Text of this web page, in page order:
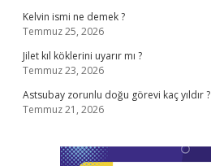
Kelvin ismi ne demek ?
Temmuz 25, 2026
Jilet kıl köklerini uyarır mı ?
Temmuz 23, 2026
Astsubay zorunlu doğu görevi kaç yıldır ?
Temmuz 21, 2026